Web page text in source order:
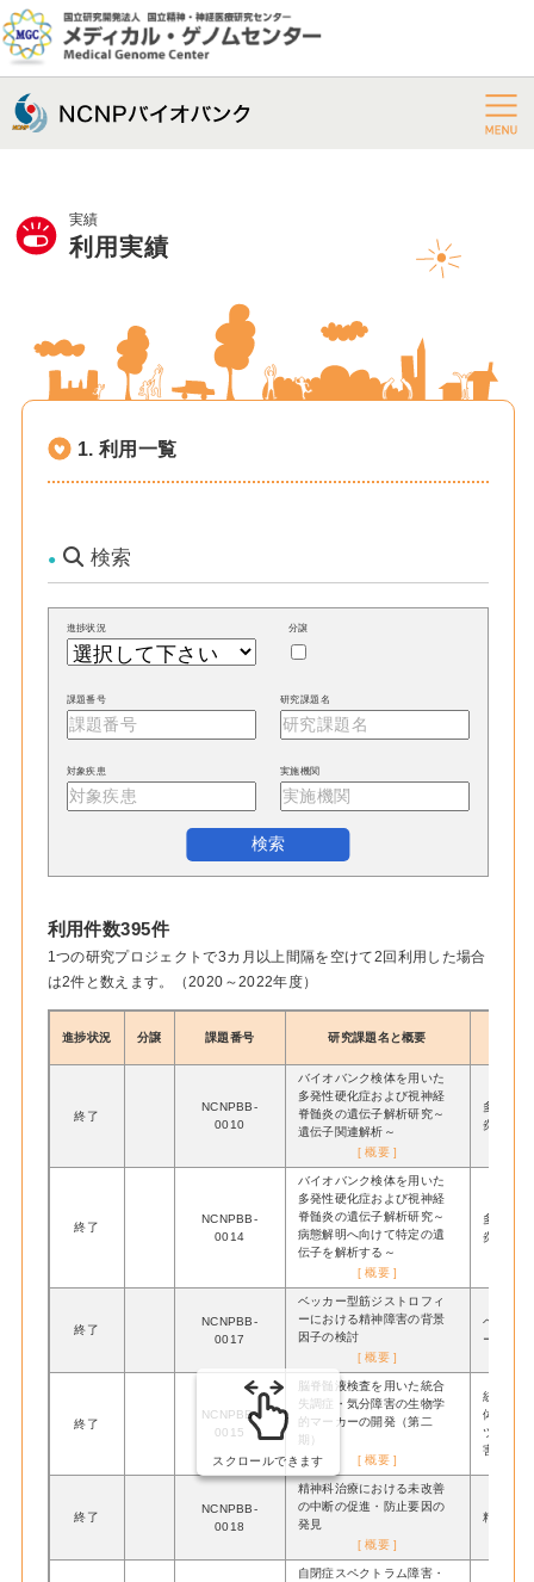
実績
利用実績
1. 利用一覧
検索
進捗状況 分譲
課題番号 研究課題名
対象疾患 実施機関
利用件数395件
1つの研究プロジェクトで3カ月以上間隔を空けて2回利用した場合
は2件と数えます。（2020～2022年度）
進捗状況 分譲 課題番号 研究課題名と概要
終了
NCNPBB-
0010
バイオバンク検体を用いた
多発性硬化症および視神経
脊髄炎の遺伝子解析研究～
遺伝子関連解析～
[ 概要 ]
多発性
炎
終了
NCNPBB-
0014
バイオバンク検体を用いた
多発性硬化症および視神経
脊髄炎の遺伝子解析研究～
病態解明へ向けて特定の遺
伝子を解析する～
[ 概要 ]
多発性
炎
終了
NCNPBB-
0017
ベッカー型筋ジストロフィ
ーにおける精神障害の背景
因子の検討
[ 概要 ]
ベッカ
ー
終了
NCNPBB-
0015
脳脊髄液検査を用いた統合
失調症・気分障害の生物学
的マーカーの開発（第二
期）
[ 概要 ]
統合失
体抗体
ツハイ
害、前
終了
NCNPBB-
0018
精神科治療における未改善
の中断の促進・防止要因の
発見
[ 概要 ]
精神疾患
自閉症スペクトラム障害・
スクロールできます